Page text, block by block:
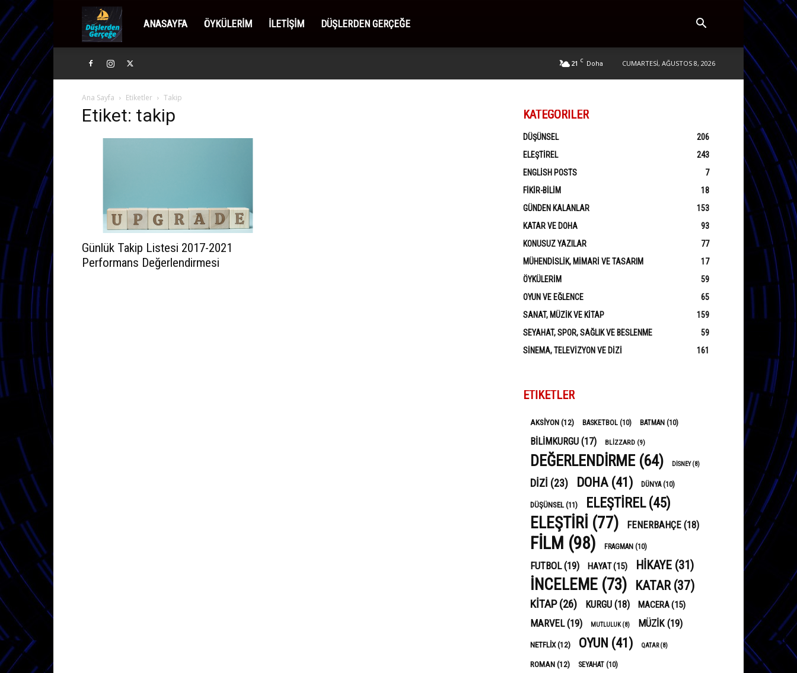
Düşlerden
ANASAYFA ÖYKÜLERIM İLETIŞIM DÜŞLERDEN GERÇEĞE
21 C Doha CUMARTESI, AĞUSTOS 8, 2026
Ana Sayfa Etiketler Takip
Etiket: takip
Günlük Takip Listesi 2017-2021
Performans Değerlendirmesi
KATEGORILER
DÜŞÜNSEL
206
ELEŞTIREL
243
ENGLISH POSTS
7
FIKIR-BILIM
18
GÜNDEN KALANLAR
153
KATAR VE DOHA
93
KONUSUZ YAZILAR
77
MÜHENDISLIK, MIMARI VE TASARIM
17
ÖYKÜLERIM
59
OYUN VE EĞLENCE
65
SANAT, MÜZIK VE KITAP
159
SEYAHAT, SPOR, SAĞLIK VE BESLENME
59
SINEMA, TELEVIZYON VE DIZI
161
ETIKETLER
AKSIYON(12) BASKETBOL (10) BATMAN (10)
BILIMKURGU (17) BLIZZARD (9)
DEĞERLENDIRME (64) DISNEY(8)
DIZI (23) DOHA (41) DÜNYA(10)
DÜŞÜNSEL(11) ELEŞTIREL(45)
ELEŞTIRI (77) FENERBAHÇE (18)
FILM (98) FRAGMAN (10)
FUTBOL(19) HAYAT(15) HIKAYE (31)
INCELEME (73) KATAR(37)
KITAP(26) KURGU (18) MACERA(15)
MARVEL(19) MUTLULUK(8) MÜZIK(19)
NETFLIX(12) OYUN (41) QATAR(8)
ROMAN(12) SEYAHAT (10)